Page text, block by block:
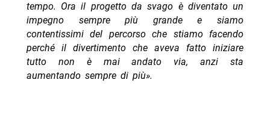
tempo. Ora il progetto da svago è diventato un
impegno sempre più grande e siamo
contentissimi del percorso che stiamo facendo
perché il divertimento che aveva fatto iniziare
tutto non è mai andato via, anzi sta
aumentando sempre di più».